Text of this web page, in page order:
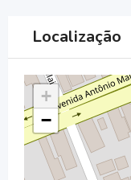
Localização
+
−